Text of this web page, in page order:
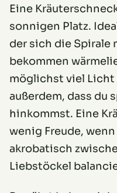
Eine
sonnigen Platz.
der sich die Spirale
bekommen
möglichst viel
außerdem, dass du
hinkommst. Eine
wenig Freude,
akrobatisch
Liebstöckel